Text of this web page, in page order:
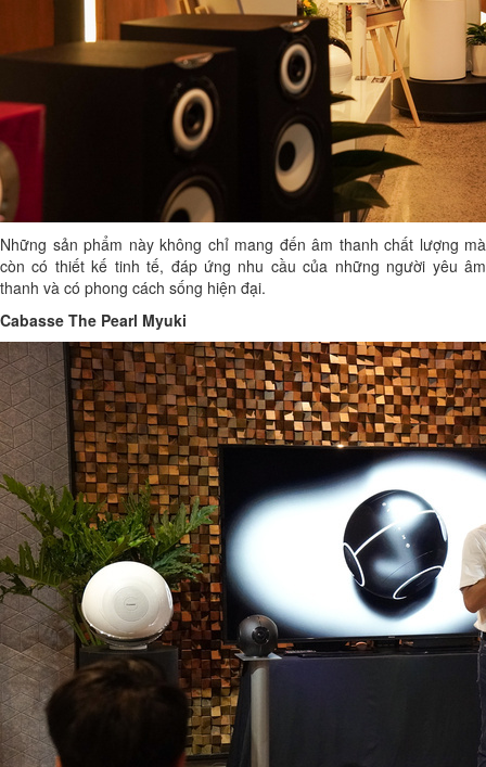
Những sản phẩm này không chỉ mang đến âm thanh chất lượng mà
còn có thiết kế tinh tế, đáp ứng nhu cầu của những người yêu âm
thanh và có phong cách sống hiện đại.
Cabasse The Pearl Myuki